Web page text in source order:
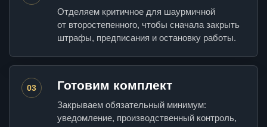
Отделяем критичное для шаурмичной
от второстепенного, чтобы сначала закрыть
штрафы, предписания и остановку работы.
03 Готовим комплект
Закрываем обязательный минимум:
уведомление, производственный контроль,